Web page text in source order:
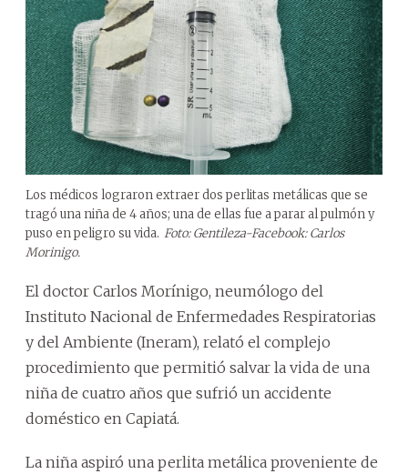
Los médicos lograron extraer dos perlitas metálicas que se
tragó una niña de 4 años; una de ellas fue a parar al pulmón y
puso en peligro su vida. Foto: Gentileza-Facebook: Carlos
Morinigo.
El doctor Carlos Morínigo, neumólogo del
Instituto Nacional de Enfermedades Respiratorias
y del Ambiente (Ineram), relató el complejo
procedimiento que permitió salvar la vida de una
niña de cuatro años que sufrió un accidente
doméstico en Capiatá.
La niña aspiró una perlita metálica proveniente de